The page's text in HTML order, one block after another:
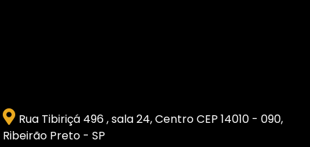
Rua Tibiriçá 496 , sala 24, Centro CEP 14010 - 090,
Ribeirão Preto - SP